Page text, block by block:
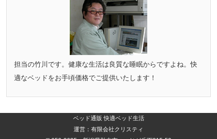
担当の竹川です。健康な生活は良質な睡眠からですよね。快
適なベッドをお手頃価格でご提供いたします！
ベッド通販 快適ベッド生活
運営：有限会社クリスティ